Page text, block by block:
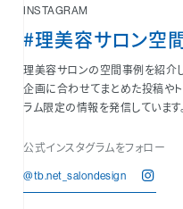
INSTAGRAM
#理美容サロン空
理美容サロンの空間事例を紹介
企画に合わせてまとめた投稿や
ラム限定の情報を発信しています。
公式インスタグラムをフォロー
@tb.net_salondesign